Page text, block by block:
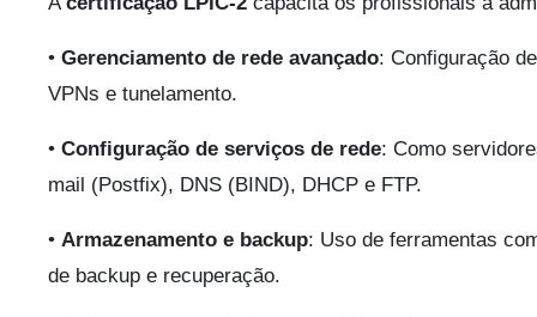
• Gerenciamento de rede avançado: Configuração
VPNs e tunelamento.
• Configuração de serviços de rede: Como
mail (Postfix), DNS (BIND), DHCP e FTP.
• Armazenamento e backup: Uso de ferramentas
de backup e recuperação.